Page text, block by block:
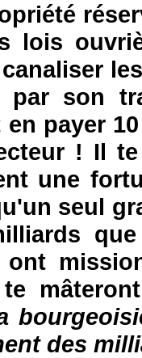
lois
par son
payer
! Il
une
seul
ont
des